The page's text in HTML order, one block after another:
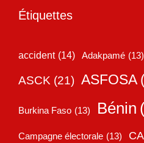
Étiquettes
accident (14) Adakpamé (13)
ASCK (21) ASFOSA
Burkina Faso (13) Bénin
Campagne électorale (13)